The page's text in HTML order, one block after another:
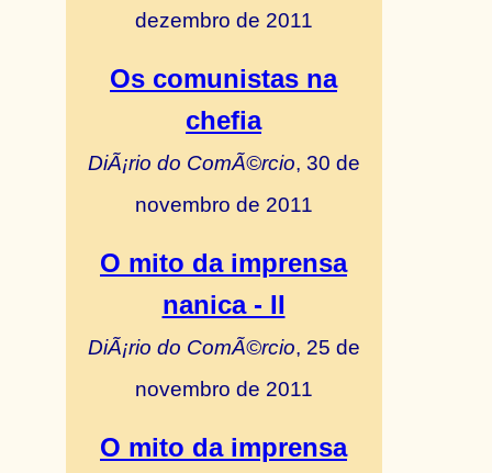
dezembro de 2011
Os comunistas na
chefia
DiÃ¡rio do ComÃ©rcio, 30 de
novembro de 2011
O mito da imprensa
nanica - II
DiÃ¡rio do ComÃ©rcio, 25 de
novembro de 2011
O mito da imprensa